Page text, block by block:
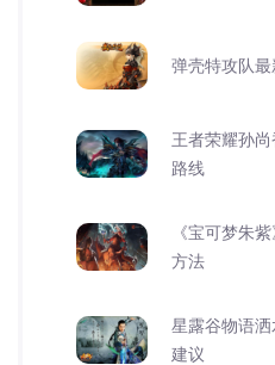
弹壳特攻队
王者荣耀孙
路线
《宝可梦朱
方法
星露谷物语
建议